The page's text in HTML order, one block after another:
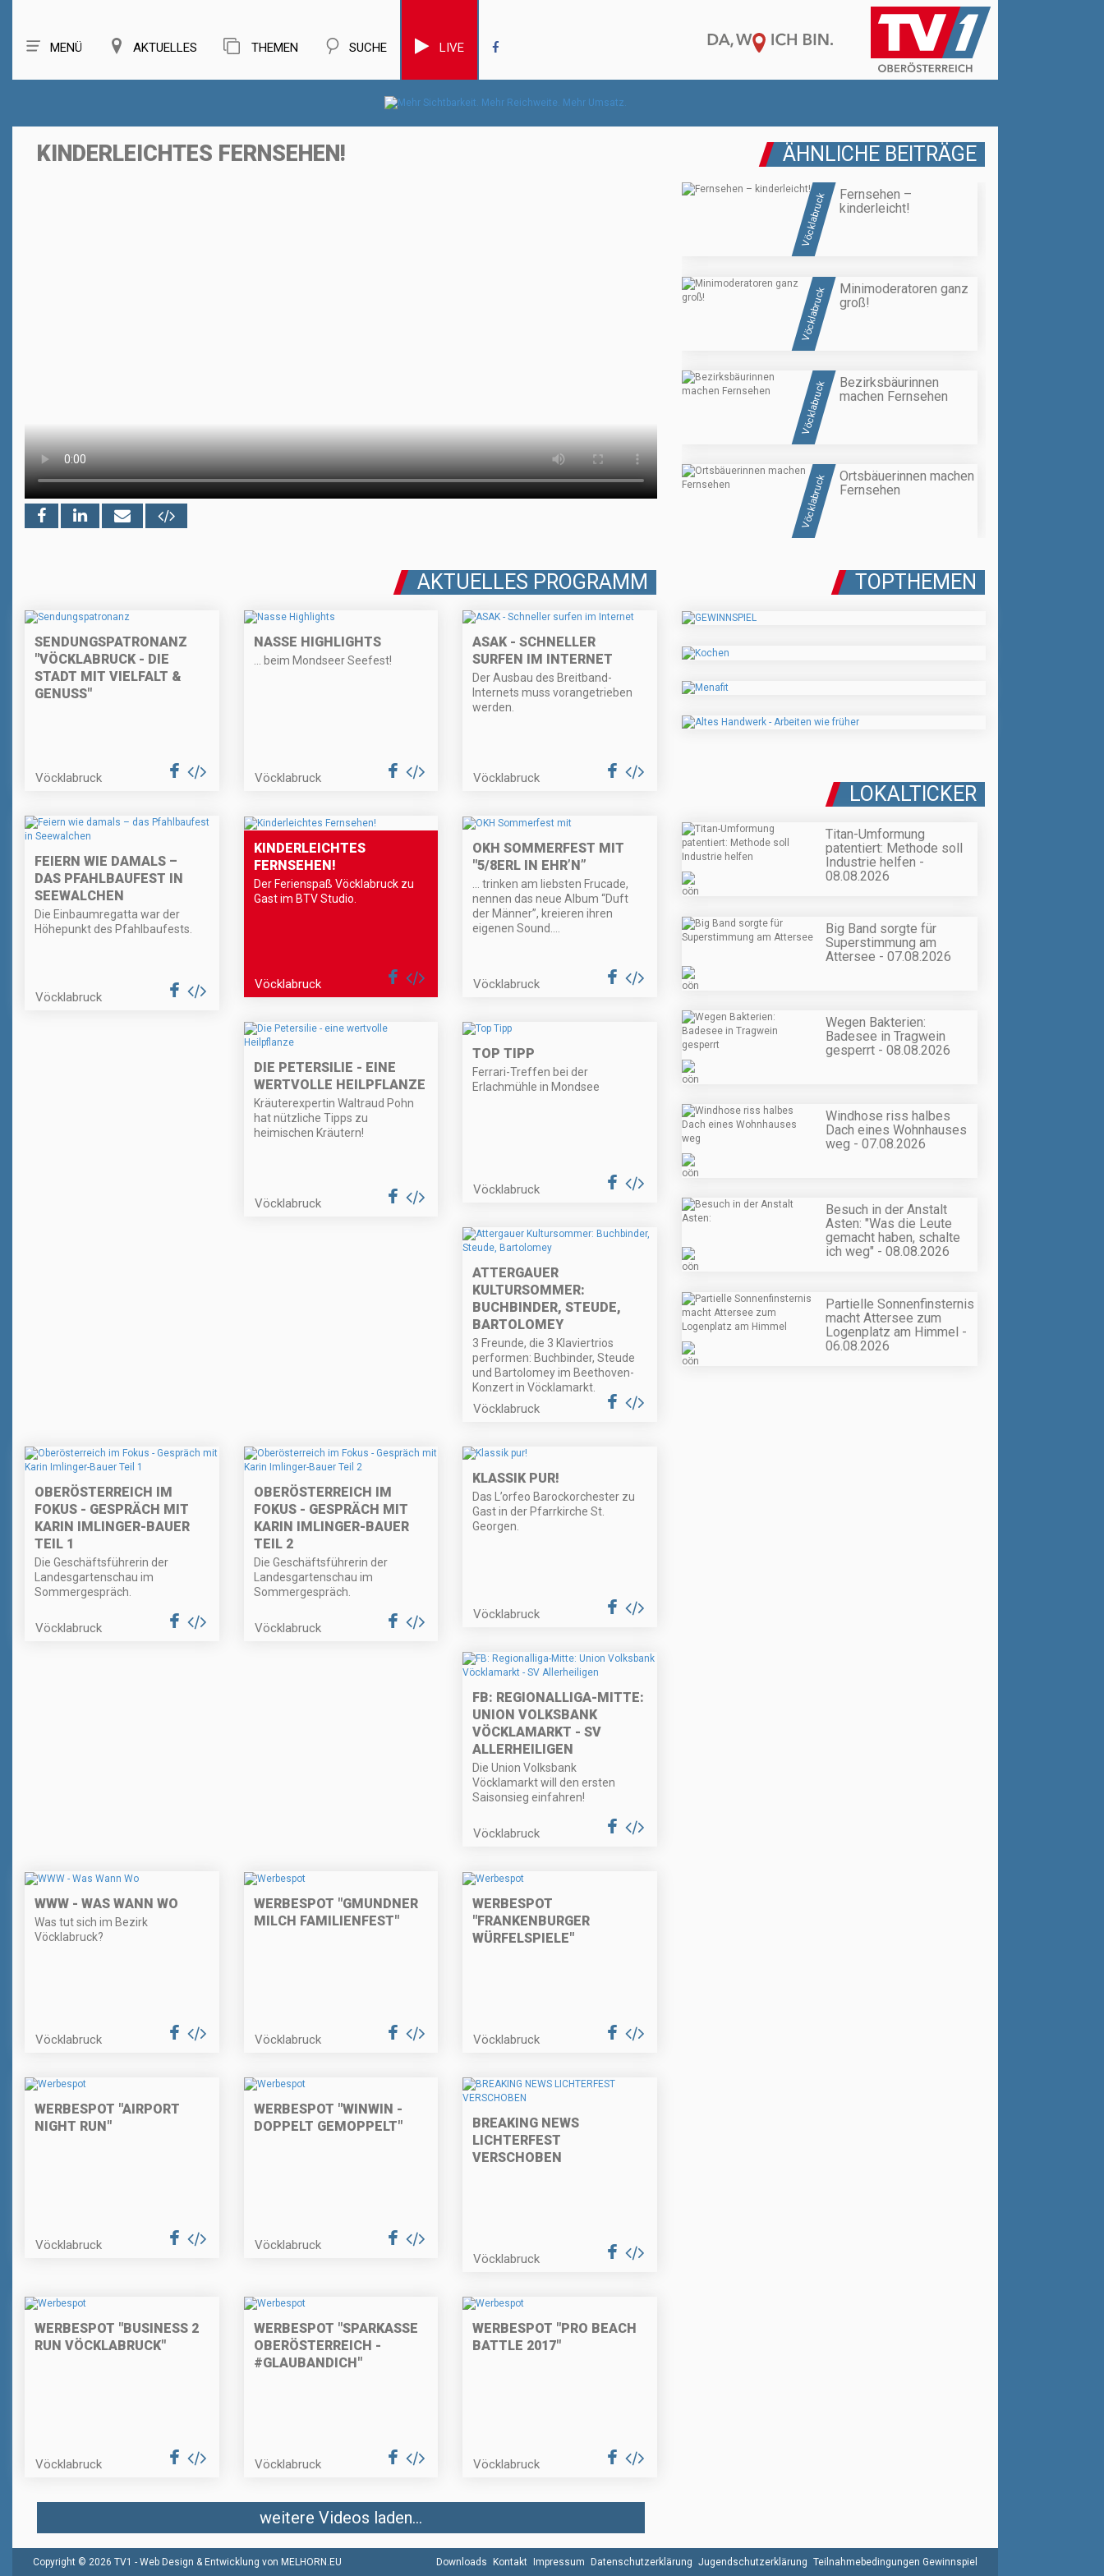
MENÜ AKTUELLES THEMEN SUCHE LIVE
KINDERLEICHTES FERNSEHEN! ÄHNLICHE BEITRÄGE
Vöcklabruck
Fernsehen –
kinderleicht!
Vöcklabruck
Minimoderatoren ganz
groß!
Vöcklabruck
Bezirksbäurinnen
machen Fernsehen
Vöcklabruck
Ortsbäuerinnen machen
Fernsehen
AKTUELLES PROGRAMM
SENDUNGSPATRONANZ
"VÖCKLABRUCK - DIE
STADT MIT VIELFALT &
GENUSS"
Vöcklabruck
NASSE HIGHLIGHTS
… beim Mondseer Seefest!
Vöcklabruck
ASAK - SCHNELLER
SURFEN IM INTERNET
Der Ausbau des Breitband-
Internets muss vorangetrieben
werden.
Vöcklabruck
FEIERN WIE DAMALS –
DAS PFAHLBAUFEST IN
SEEWALCHEN
Die Einbaumregatta war der
Höhepunkt des Pfahlbaufests.
Vöcklabruck
KINDERLEICHTES
FERNSEHEN!
Der Ferienspaß Vöcklabruck zu
Gast im BTV Studio.
Vöcklabruck
OKH SOMMERFEST MIT
"5/8ERL IN EHR’N”
… trinken am liebsten Frucade,
nennen das neue Album “Duft
der Männer”, kreieren ihren
eigenen Sound….
Vöcklabruck
DIE PETERSILIE - EINE
WERTVOLLE HEILPFLANZE
Kräuterexpertin Waltraud Pohn
hat nützliche Tipps zu
heimischen Kräutern!
Vöcklabruck
TOP TIPP
Ferrari-Treffen bei der
Erlachmühle in Mondsee
Vöcklabruck
ATTERGAUER
KULTURSOMMER:
BUCHBINDER, STEUDE,
BARTOLOMEY
3 Freunde, die 3 Klaviertrios
performen: Buchbinder, Steude
und Bartolomey im Beethoven-
Konzert in Vöcklamarkt.
Vöcklabruck
OBERÖSTERREICH IM
FOKUS - GESPRÄCH MIT
KARIN IMLINGER-BAUER
TEIL 1
Die Geschäftsführerin der
Landesgartenschau im
Sommergespräch.
Vöcklabruck
OBERÖSTERREICH IM
FOKUS - GESPRÄCH MIT
KARIN IMLINGER-BAUER
TEIL 2
Die Geschäftsführerin der
Landesgartenschau im
Sommergespräch.
Vöcklabruck
KLASSIK PUR!
Das L’orfeo Barockorchester zu
Gast in der Pfarrkirche St.
Georgen.
Vöcklabruck
FB: REGIONALLIGA-MITTE:
UNION VOLKSBANK
VÖCKLAMARKT - SV
ALLERHEILIGEN
Die Union Volksbank
Vöcklamarkt will den ersten
Saisonsieg einfahren!
Vöcklabruck
WWW - WAS WANN WO
Was tut sich im Bezirk
Vöcklabruck?
Vöcklabruck
WERBESPOT "GMUNDNER
MILCH FAMILIENFEST"
Vöcklabruck
WERBESPOT
"FRANKENBURGER
WÜRFELSPIELE"
Vöcklabruck
WERBESPOT "AIRPORT
NIGHT RUN"
Vöcklabruck
WERBESPOT "WINWIN -
DOPPELT GEMOPPELT"
Vöcklabruck
BREAKING NEWS
LICHTERFEST
VERSCHOBEN
Vöcklabruck
WERBESPOT "BUSINESS 2
RUN VÖCKLABRUCK"
Vöcklabruck
WERBESPOT "SPARKASSE
OBERÖSTERREICH -
#GLAUBANDICH"
Vöcklabruck
WERBESPOT "PRO BEACH
BATTLE 2017"
Vöcklabruck
weitere Videos laden...
TOPTHEMEN
LOKALTICKER
Titan-Umformung
patentiert: Methode soll
Industrie helfen -
08.08.2026
Big Band sorgte für
Superstimmung am
Attersee - 07.08.2026
Wegen Bakterien:
Badesee in Tragwein
gesperrt - 08.08.2026
Windhose riss halbes
Dach eines Wohnhauses
weg - 07.08.2026
Besuch in der Anstalt
Asten: "Was die Leute
gemacht haben, schalte
ich weg" - 08.08.2026
Partielle Sonnenfinsternis
macht Attersee zum
Logenplatz am Himmel -
06.08.2026
Copyright © 2026 TV1 - Web Design & Entwicklung von MELHORN.EU Downloads Kontakt Impressum Datenschutzerklärung Jugendschutzerklärung Teilnahmebedingungen Gewinnspiel